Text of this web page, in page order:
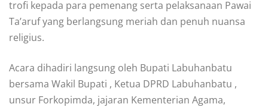
trofi kepada para pemenang serta pelaksanaan Pawai
Ta’aruf yang berlangsung meriah dan penuh nuansa
religius.
Acara dihadiri langsung oleh Bupati Labuhanbatu
bersama Wakil Bupati , Ketua DPRD Labuhanbatu ,
unsur Forkopimda, jajaran Kementerian Agama,